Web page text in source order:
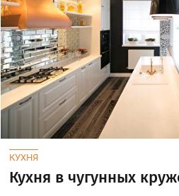
КУХНЯ
Кухня в чугунных